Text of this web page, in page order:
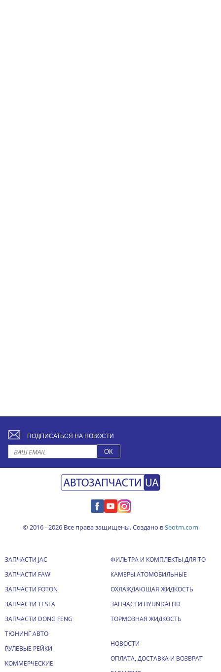
ПОДПИСАТЬСЯ НА НОВОСТИ
© 2016 - 2026 Все права защищены. Создано вSeotm.com
ЗАПЧАСТИ JAC
ЗАПЧАСТИ FAW
ЗАПЧАСТИ FOTON
ЗАПЧАСТИ TESLA
ЗАПЧАСТИ DONG FENG
ТЮНИНГ АВТО
РУЛЕВЫЕ РЕЙКИ
КОММЕРЧЕСКИЕ
ФИЛЬТРА И КОМПЛЕКТЫ ДЛЯ ТО
КАМЕРЫ АТОМОБИЛЬНЫЕ
ОХЛАЖДАЮЩАЯ ЖИДКОСТЬ
ЗАПЧАСТИ HYUNDAI HD
ТОРМОЗНАЯ ЖИДКОСТЬ
НОВОСТИ
ОПЛАТА, ДОСТАВКА И ВОЗВРАТ